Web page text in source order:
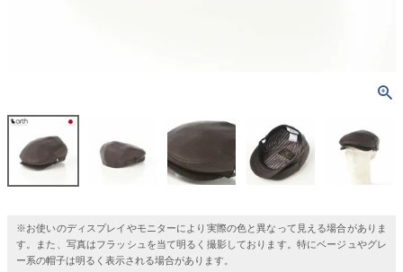
※お使いのディスプレイやモニターにより実際の色と異なって見える場合がありま
す。また、写真はフラッシュを当て明るく撮影しております。特にベージュやグレ
ー系の帽子は明るく表示される場合があります。